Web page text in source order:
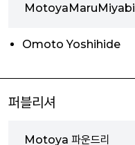
MotoyaMaruMiyabi
Omoto Yoshihide
퍼블리셔
Motoya 파운드리